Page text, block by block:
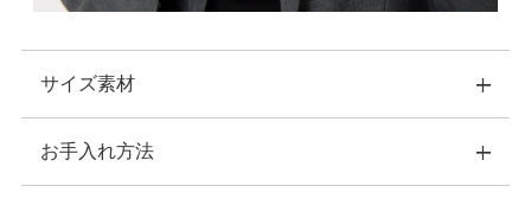
サイズ素材
お手入れ方法